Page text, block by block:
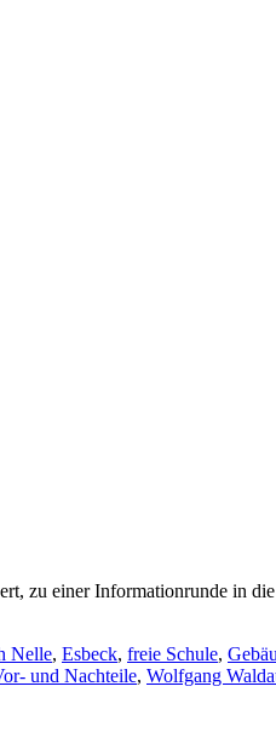
zu einer Informationrunde in
Nelle, Esbeck, freie Schule,
und Nachteile, Wolfgang